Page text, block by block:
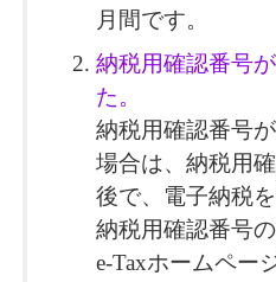
月間です。
納税用確認番号
た。
納税用確認番号
場合は、納税用
後で、電子納税
納税用確認番号
e-Taxホームペー